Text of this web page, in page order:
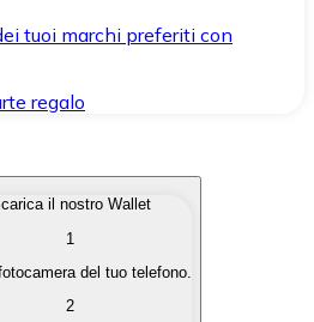
tuoi marchi preferiti con
regalo
che ti interessano in modo
il nostro Wallet
1
del tuo telefono.
2